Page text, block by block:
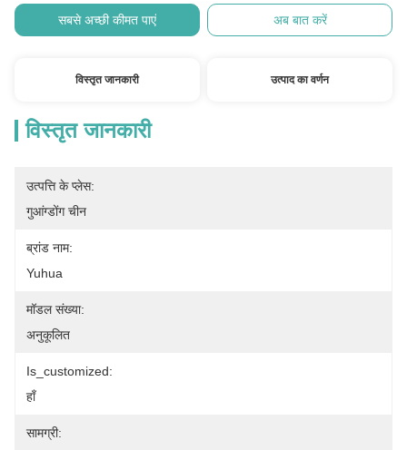
सबसे अच्छी कीमत पाएं अब बात करें
विस्तृत जानकारी उत्पाद का वर्णन
विस्तृत जानकारी
उत्पत्ति के प्लेस:
गुआंग्डोंग चीन
ब्रांड नाम:
Yuhua
मॉडल संख्या:
अनुकूलित
Is_customized:
हाँ
सामग्री: